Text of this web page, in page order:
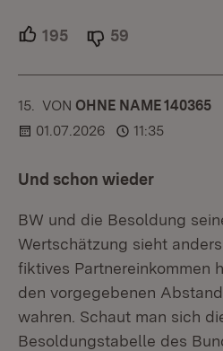
195 Unterstützer.
59
15. KOMMENTAR
VON :OHNE NAME 140365
01.07.2026
11:35
Und schon wieder
BW und die Besoldung
Wertschätzung sieht
fiktives Partnereinkommen
den vorgegebenen
wahren. Schaut man sich
Besoldungstabelle des